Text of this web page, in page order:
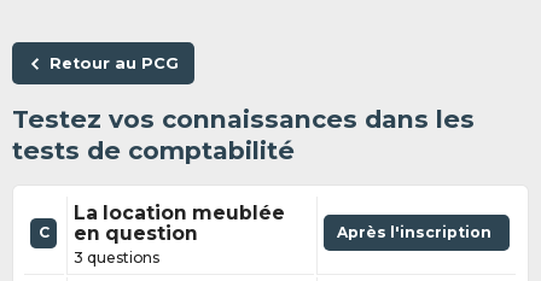
Retour au PCG
Testez vos connaissances dans les
tests de comptabilité
C
La location meublée
en question
3 questions
Après l'inscription